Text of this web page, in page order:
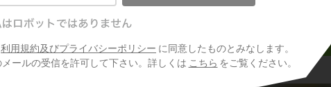
利用規約及びプライバシーポリシー に同意したものとみなします。
ールの受信を許可して下さい。詳しくは こちら をご覧ください。
遺伝の問題をもっと見る